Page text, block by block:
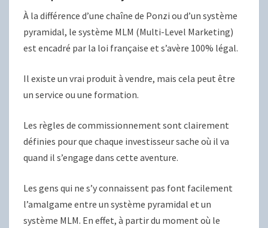
À la différence d’une chaîne de Ponzi ou d’un système
pyramidal, le système MLM (Multi-Level Marketing)
est encadré par la loi française et s’avère 100% légal.
Il existe un vrai produit à vendre, mais cela peut être
un service ou une formation.
Les règles de commissionnement sont clairement
définies pour que chaque investisseur sache où il va
quand il s’engage dans cette aventure.
Les gens qui ne s’y connaissent pas font facilement
l’amalgame entre un système pyramidal et un
système MLM. En effet, à partir du moment où le